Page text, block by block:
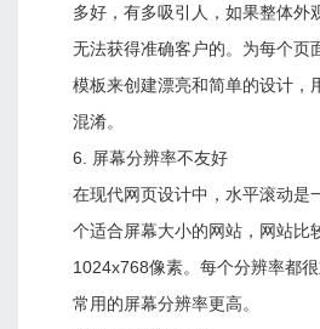
多好，有多吸引人，如果整体外
无法获得准确客户的。为每个页
模板来创建漂亮和简单的设计，
混淆。
6. 屏幕分辨率不友好
在现代网页设计中，水平滚动是
个适合屏幕大小的网站，网站比
1024x768像素。每个分辨率都
常用的屏幕分辨率更高。